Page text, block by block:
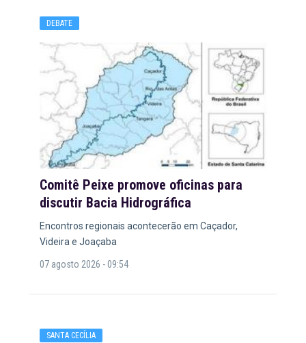
DEBATE
Comitê Peixe promove oficinas para
discutir Bacia Hidrográfica
Encontros regionais acontecerão em Caçador,
Videira e Joaçaba
07 agosto 2026 - 09:54
SANTA CECÍLIA